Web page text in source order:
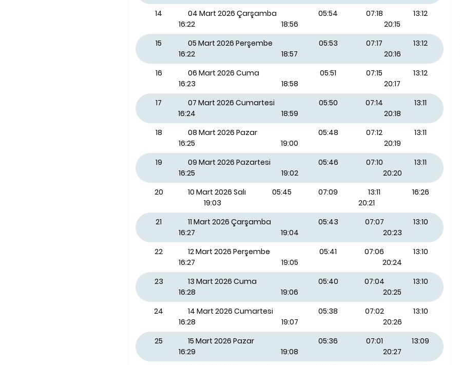
14
04 Mart 2026 Çarşamba 05:54 07:18
13:12
16:22
18:56
20:15
15
05 Mart 2026 Perşembe 05:53 07:17
13:12
16:22
18:57
20:16
16
06 Mart 2026 Cuma 05:51 07:15
13:12
16:23
18:58
20:17
17
07 Mart 2026 Cumartesi 05:50 07:14
13:11
16:24
18:59
20:18
18
08 Mart 2026 Pazar 05:48 07:12
13:11
16:25
19:00
20:19
19
09 Mart 2026 Pazartesi 05:46 07:10
13:11
16:25
19:02
20:20
20
10 Mart 2026 Salı 05:45 07:09 13:11
16:26
19:03
20:21
21
11 Mart 2026 Çarşamba 05:43 07:07
13:10
16:27
19:04
20:23
22
12 Mart 2026 Perşembe 05:41 07:06
13:10
16:27
19:05
20:24
23
13 Mart 2026 Cuma 05:40 07:04
13:10
16:28
19:06
20:25
24
14 Mart 2026 Cumartesi 05:38 07:02
13:10
16:28
19:07
20:26
25
15 Mart 2026 Pazar 05:36 07:01
13:09
16:29
19:08
20:27